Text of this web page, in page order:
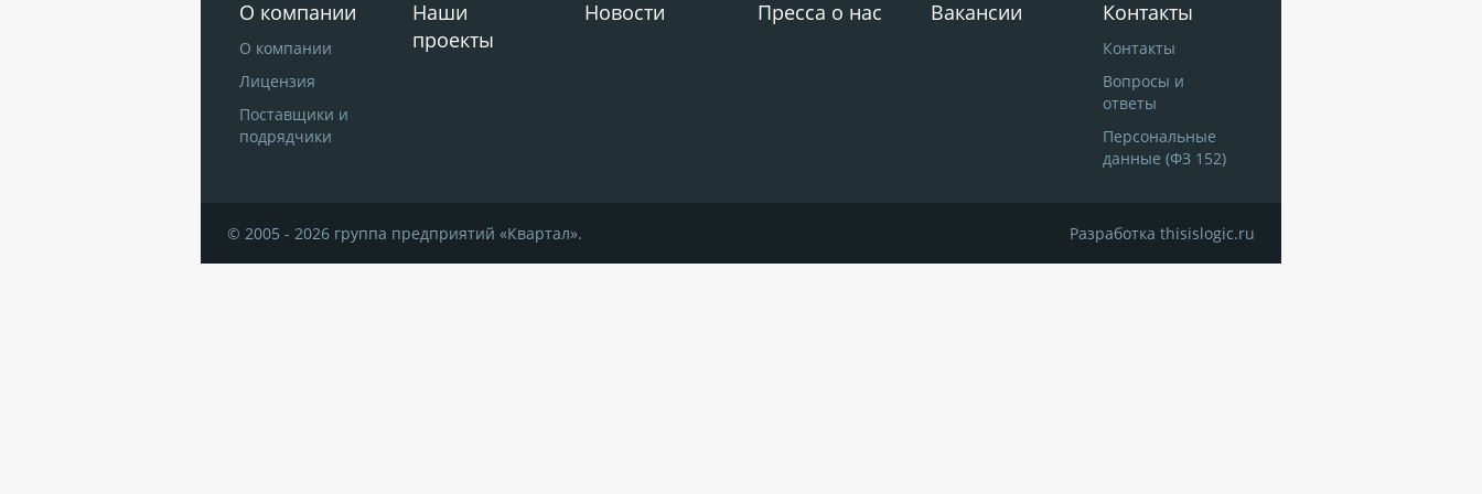
О компании
О компании
Лицензия
Поставщики и
подрядчики
Наши
проекты
Новости Пресса о нас Вакансии Контакты
Контакты
Вопросы и
ответы
Персональные
данные (ФЗ 152)
© 2005 - 2026 группа предприятий «Квартал». Разработка thisislogic.ru